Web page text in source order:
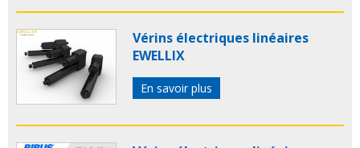
Vérins électriques linéaires
EWELLIX
En savoir plus